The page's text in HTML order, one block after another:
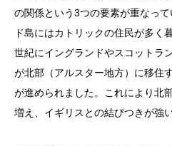
の関係という3つの要素が重なっ
ド島にはカトリックの住民が多く
世紀にイングランドやスコットラ
が北部（アルスター地方）に移住
が進められました。これにより北
増え、イギリスとの結びつきが強